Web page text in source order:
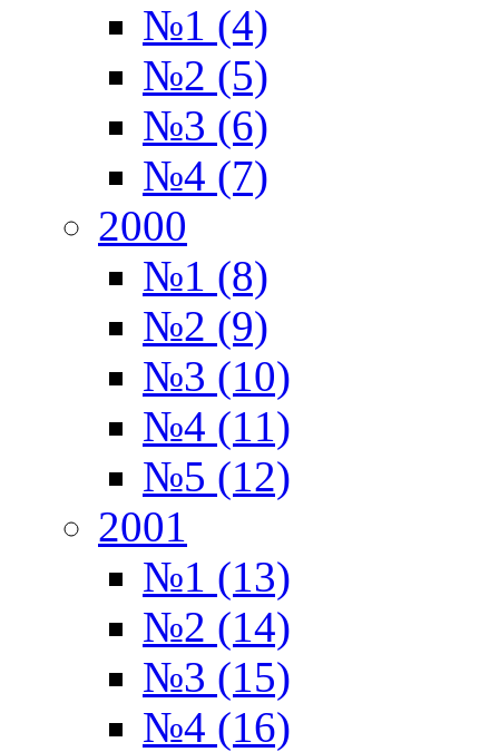
№1 (4)
№2 (5)
№3 (6)
№4 (7)
2000
№1 (8)
№2 (9)
№3 (10)
№4 (11)
№5 (12)
2001
№1 (13)
№2 (14)
№3 (15)
№4 (16)